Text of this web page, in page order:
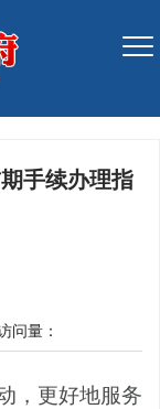
手续办理指
问量：
，更好地服务